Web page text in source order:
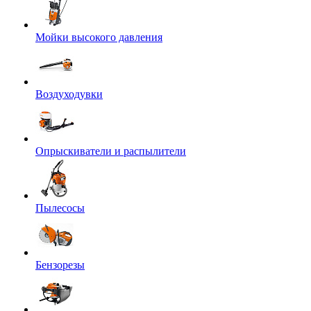
Мойки высокого давления
Воздуходувки
Опрыскиватели и распылители
Пылесосы
Бензорезы